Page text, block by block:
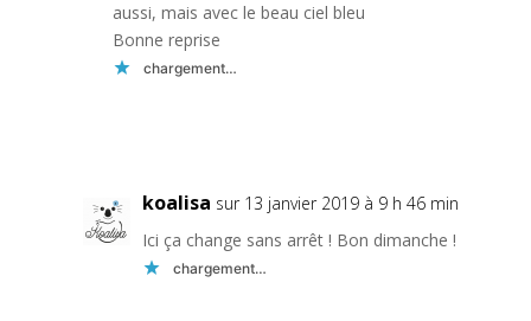
aussi, mais avec le beau ciel bleu
Bonne reprise
chargement…
koalisa sur 13 janvier 2019 à 9 h 46 min
Ici ça change sans arrêt ! Bon dimanche !
chargement…